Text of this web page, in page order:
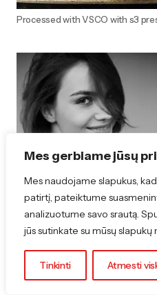
Mes gerbiame jūsų
Mes naudojame slapukus,
patirtį, pateiktume
analizuotume savo srautą.
jūs sutinkate su mūsų slapukų
Tinkinti Atmesti
Processed with VSCO with s3
Steponavičiūtėyra
pakeitusi lėktuvais,